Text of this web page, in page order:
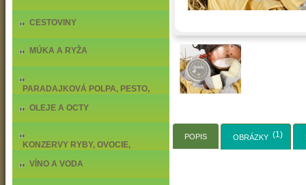
CESTOVINY
MÚKA A RYŽA
PARADAJKOVÁ POLPA, PESTO,
OLEJE A OCTY
KONZERVY RYBY, OVOCIE,
VÍNO A VODA
POPIS OBRÁZKY (1)